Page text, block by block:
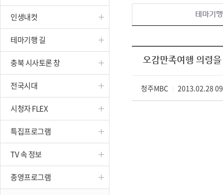
보은
옥천
시청자 FLEX
종영프로그램
인생내컷
테마기행 길
충북 시사토론 창
전국시대
시청자 FLEX
특집프로그램
TV 속 정보
종영프로그램
테마기
오감만족여행 의령
청주MBC 2013.02.28